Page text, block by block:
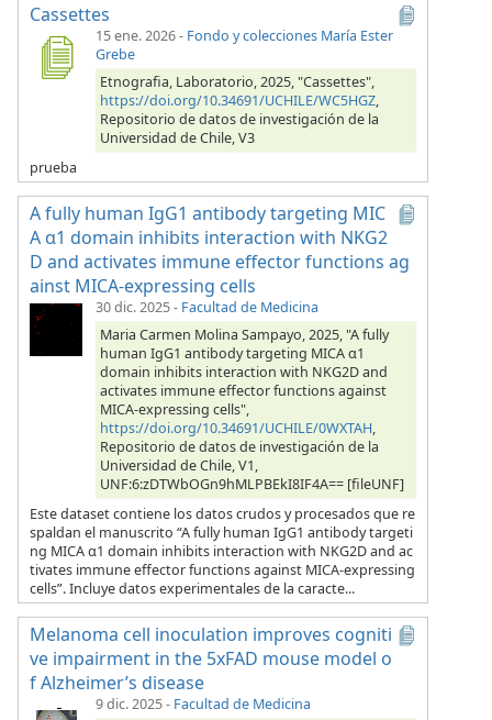
Cassettes
15 ene. 2026- Fondo y colecciones María Ester
Grebe
Etnografia, Laboratorio, 2025, "Cassettes",
https://doi.org/10.34691/UCHILE/WC5HGZ,
Repositorio de datos de investigación de la
Universidad de Chile, V3
prueba
A fully human IgG1 antibody targeting MIC
A α1 domain inhibits interaction with NKG2
D and activates immune effector functions ag
ainst MICA-expressing cells
30 dic. 2025- Facultad de Medicina
Maria Carmen Molina Sampayo, 2025, "A fully
human IgG1 antibody targeting MICA α1
domain inhibits interaction with NKG2D and
activates immune effector functions against
MICA-expressing cells",
https://doi.org/10.34691/UCHILE/0WXTAH,
Repositorio de datos de investigación de la
Universidad de Chile, V1,
UNF:6:zDTWbOGn9hMLPBEkI8IF4A== [fileUNF]
Este dataset contiene los datos crudos y procesados que re
spaldan el manuscrito “A fully human IgG1 antibody targeti
ng MICA α1 domain inhibits interaction with NKG2D and ac
tivates immune effector functions against MICA-expressing
cells”. Incluye datos experimentales de la caracte...
Melanoma cell inoculation improves cogniti
ve impairment in the 5xFAD mouse model o
f Alzheimer’s disease
9 dic. 2025- Facultad de Medicina